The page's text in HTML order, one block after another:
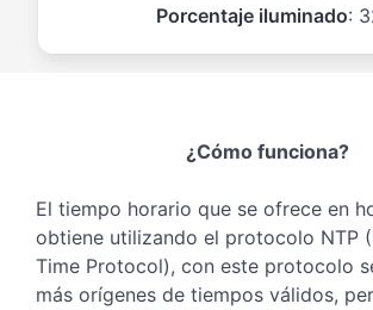
Porcentaje iluminado:
¿Cómo funciona?
El tiempo horario que se ofrece en
obtiene utilizando el protocolo NTP
Time Protocol), con este protocolo
más orígenes de tiempos válidos,